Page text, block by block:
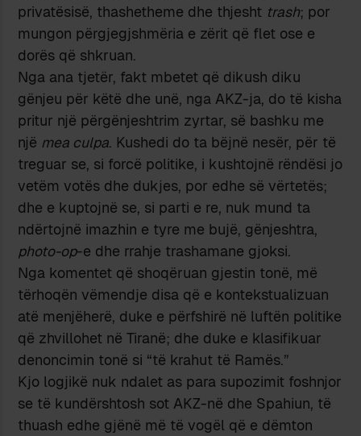
privatësisë, thashetheme dhe thjesht trash; por
mungon përgjegjshmëria e zërit që flet ose e
dorës që shkruan.
Nga ana tjetër, fakt mbetet që dikush diku
gënjeu për këtë dhe unë, nga AKZ-ja, do të kisha
pritur një përgënjeshtrim zyrtar, së bashku me
një mea culpa. Kushedi do ta bëjnë nesër, për të
treguar se, si forcë politike, i kushtojnë rëndësi jo
vetëm votës dhe dukjes, por edhe së vërtetës;
dhe e kuptojnë se, si parti e re, nuk mund ta
ndërtojnë imazhin e tyre me bujë, gënjeshtra,
photo-op-e dhe rrahje trashamane gjoksi.
Nga komentet që shoqëruan gjestin tonë, më
tërhoqën vëmendje disa që e kontekstualizuan
atë menjëherë, duke e përfshirë në luftën politike
që zhvillohet në Tiranë; dhe duke e klasifikuar
denoncimin tonë si “të krahut të Ramës.”
Kjo logjikë nuk ndalet as para supozimit foshnjor
se të kundërshtosh sot AKZ-në dhe Spahiun, të
thuash edhe gjënë më të vogël që e dëmton